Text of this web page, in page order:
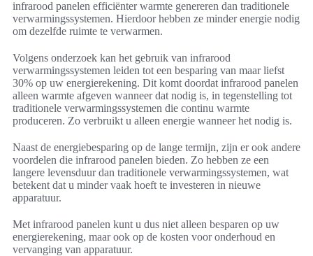
infrarood panelen efficiënter warmte genereren dan traditionele
verwarmingssystemen. Hierdoor hebben ze minder energie nodig
om dezelfde ruimte te verwarmen.
Volgens onderzoek kan het gebruik van infrarood
verwarmingssystemen leiden tot een besparing van maar liefst
30% op uw energierekening. Dit komt doordat infrarood panelen
alleen warmte afgeven wanneer dat nodig is, in tegenstelling tot
traditionele verwarmingssystemen die continu warmte
produceren. Zo verbruikt u alleen energie wanneer het nodig is.
Naast de energiebesparing op de lange termijn, zijn er ook andere
voordelen die infrarood panelen bieden. Zo hebben ze een
langere levensduur dan traditionele verwarmingssystemen, wat
betekent dat u minder vaak hoeft te investeren in nieuwe
apparatuur.
Met infrarood panelen kunt u dus niet alleen besparen op uw
energierekening, maar ook op de kosten voor onderhoud en
vervanging van apparatuur.